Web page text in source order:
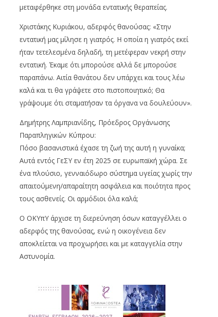
μεταφέρθηκε στη μονάδα εντατικής θεραπείας.
Χριστάκης Κυριάκου, αδερφός θανούσας: «Στην
εντατική μας μίλησε η γιατρός. Η οποία η γιατρός εκεί
ήταν τετελεσμένα δηλαδή, τη μετέφεραν νεκρή στην
εντατική. Έκαμε ότι μπορούσε αλλά δε μπορούσε
παραπάνω. Αιτία θανάτου δεν υπάρχει και τους λέω
καλά και τι θα γράψετε στο πιστοποιητικό; Θα
γράψουμε ότι σταματήσαν τα όργανα να δουλεύουν».
Δημήτρης Λαμπριανίδης, Πρόεδρος Οργάνωσης
Παραπληγικών Κύπρου:
Πόσο βασανιστικά έχασε τη ζωή της αυτή η γυναίκα;
Αυτά εντός ΓεΣΥ εν έτη 2025 σε ευρωπαϊκή χώρα. Σε
ένα πλούσιο, γενναιόδωρο σύστημα υγείας χωρίς την
απαιτούμενη/απαραίτητη ασφάλεια και ποιότητα προς
τους ασθενείς. Οι αρμόδιοι όλα καλά;
O ΟΚΥπΥ άρχισε τη διερεύνηση όσων καταγγέλλει ο
αδερφός της θανούσας, ενώ η οικογένεια δεν
αποκλείεται να προχωρήσει και με καταγγελία στην
Αστυνομία.